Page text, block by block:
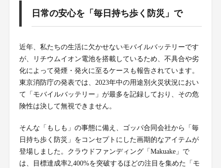
日常の安心を「毎日持ち歩く防災」で
近年、私たちの生活に欠かせないモバイルバッテリーです
が、リチウムイオン電池を搭載しているため、不具合や劣
化によって発煙・発火に至るケースも報告されています。
東京消防庁の発表では、2023年中の用途別火災状況におい
て「モバイルバッテリー」が最多を記録しており、その危
険性は決して無視できません。
そんな「もしも」の事態に備え、ゴッパ合同会社から「毎
日持ち歩く防災」をコンセプトにした画期的なアイテムが
登場しました。クラウドファンディング「Makuake」で
は、目標達成率2,400%を突破するほどの注目を集めた「モ